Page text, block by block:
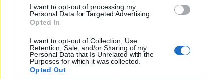
I want to opt-out of processing my
Personal Data for Targeted Advertising.
Opted In
I want to opt-out of Collection, Use,
Retention, Sale, and/or Sharing of my
Personal Data that Is Unrelated with the
Purposes for which it was collected.
Opted Out
že zde publikujete svůj příspěvek, se ale zároveň zavazujete
dodržovatpravidla diskuse. V případě porušení si redakce
vyhrazuje právo smazat diskusní příspěvěk
Všechny komentáře (5)
DO DISKUZE SE MŮŽETE ZAPOJIT PO PŘIHLÁŠENÍ